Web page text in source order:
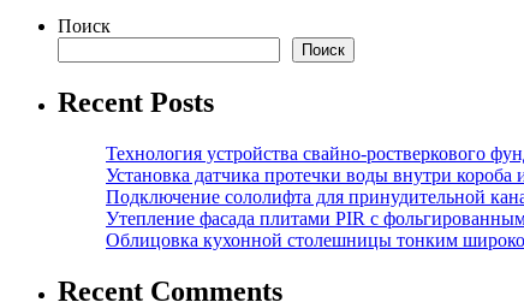
Поиск
Поиск
Recent Posts
Технология устройства свайно-ростверкового
Установка датчика протечки воды внутри короба
Подключение сололифта для принудительной
Утепление фасада плитами PIR с
Облицовка кухонной столешницы тонким
Recent Comments